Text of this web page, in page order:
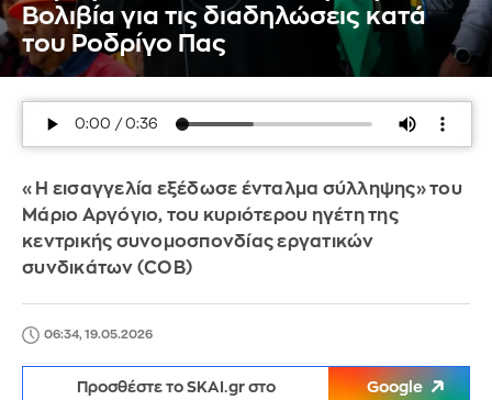
Βολιβία για τις διαδηλώσεις κατά
του Ροδρίγο Πας
«Η εισαγγελία εξέδωσε ένταλμα σύλληψης» του
Μάριο Αργόγιο, του κυριότερου ηγέτη της
κεντρικής συνομοσπονδίας εργατικών
συνδικάτων (COB)
06:34, 19.05.2026
Προσθέστε το SKAI.gr στο Google